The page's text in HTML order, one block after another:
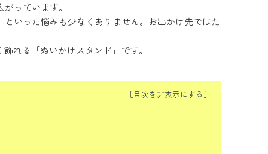
っています。
いった悩みも少なくありません。お出かけ先ではた
れる「ぬいかけスタンド」です。